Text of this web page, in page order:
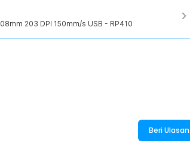
203 DPI 150mm/s USB - RP410
Beri Ulasan